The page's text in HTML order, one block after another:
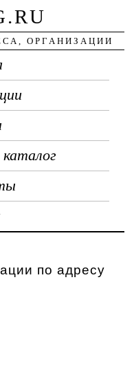
ОРГАНИЗАЦИИ
по адресу